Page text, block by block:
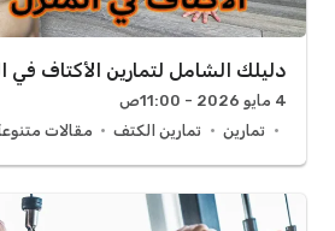
دليلك الشامل لتمارين الأكتاف
4 مايو 2026 - 11:00ص
تمارين
تمارين الكتف مقالات